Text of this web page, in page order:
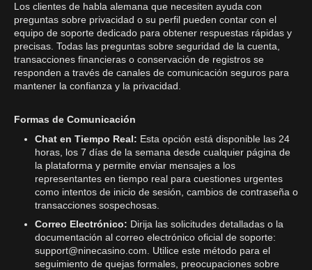
Los clientes de habla alemana que necesiten ayuda con
preguntas sobre privacidad o su perfil pueden contar con el
equipo de soporte dedicado para obtener respuestas rápidas y
precisas. Todas las preguntas sobre seguridad de la cuenta,
transacciones financieras o conservación de registros se
responden a través de canales de comunicación seguros para
mantener la confianza y la privacidad.
Formas de Comunicación
Chat en Tiempo Real: Esta opción está disponible las 24
horas, los 7 días de la semana desde cualquier página de
la plataforma y permite enviar mensajes a los
representantes en tiempo real para cuestiones urgentes
como intentos de inicio de sesión, cambios de contraseña o
transacciones sospechosas.
Correo Electrónico: Dirija las solicitudes detalladas o la
documentación al correo electrónico oficial de soporte:
support@ninecasino.com . Utilice este método para el
seguimiento de quejas formales, preocupaciones sobre